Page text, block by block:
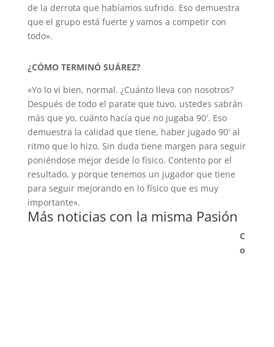
de la derrota que habíamos sufrido. Eso demuestra
que el grupo está fuerte y vamos a competir con
todo».
¿CÓMO TERMINÓ SUÁREZ?
«Yo lo vi bien, normal. ¿Cuánto lleva con nosotros?
Después de todo el parate que tuvo, ustedes sabrán
más que yo, cuánto hacía que no jugaba 90′. Eso
demuestra la calidad que tiene, haber jugado 90′ al
ritmo que lo hizo. Sin duda tiene margen para seguir
poniéndose mejor desde lo físico. Contento por el
resultado, y porque tenemos un jugador que tiene
para seguir mejorando en lo físico que es muy
importante».
Más noticias con la misma Pasión
C
o